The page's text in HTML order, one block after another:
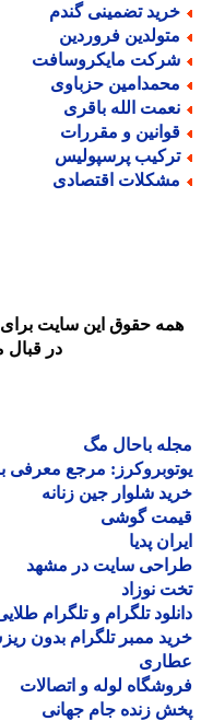
تضمینی گندم
فروردین
مایکروسافت
حزباوی
الله باقری
و مقررات
پرسپولیس
اقتصادی
حقوق این سایت برای
در قبال
باحال مگ
مرجع معرفی
شلوار جین زنانه
گوشی
پدیا
سایت در مشهد
نوزاد
تلگرام و تلگرام طلایی
ممبر تلگرام بدون ریزش
لوله و اتصالات
زنده جام جهانی